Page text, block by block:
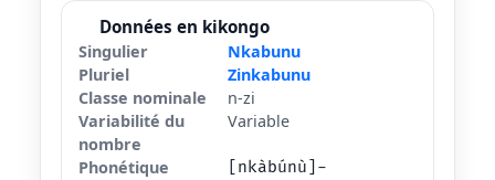
Données en kikongo
Singulier
Nkabunu
Pluriel
Zinkabunu
Classe nominale
n-zi
Variabilité du
nombre
Variable
Phonétique
[nkàbúnù]-